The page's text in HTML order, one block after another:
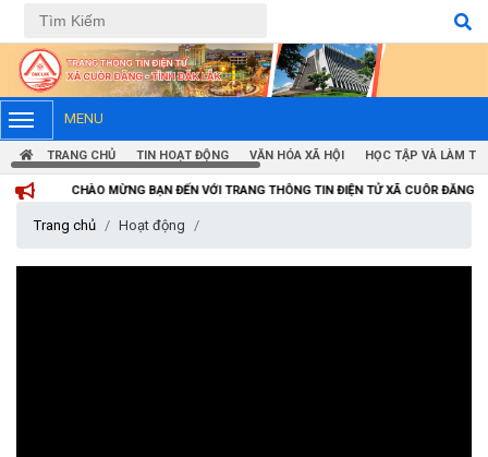
Tiếng Việt Tiếng Anh
MENU
TRANG CHỦ TIN HOẠT ĐỘNG VĂN HÓA XÃ HỘI HỌC TẬP VÀ LÀM
MỪNG BẠN ĐẾN VỚI TRANG THÔNG TIN ĐIỆN TỬ XÃ CUÔR ĐĂNG
Trang chủ Hoạt động